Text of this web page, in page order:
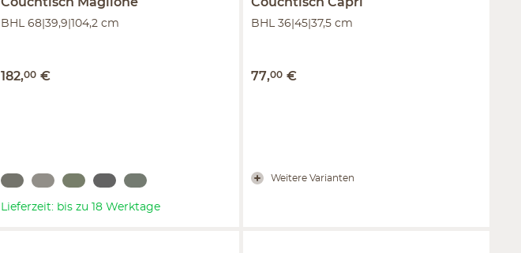
BHL 68|39,9|104,2 cm
182,00 €
Lieferzeit: bis zu 18 Werktage
BHL 36|45|37,5 cm
77,00 €
Weitere Varianten